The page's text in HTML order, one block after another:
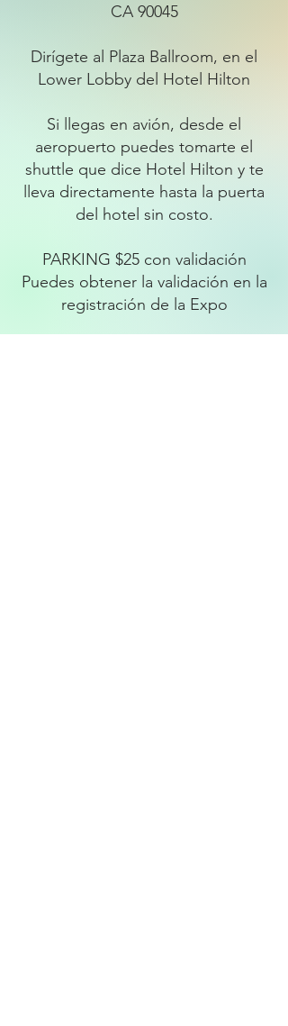
CA 90045
Dirígete al Plaza Ballroom, en el
Lower Lobby del Hotel Hilton
Si llegas en avión, desde el
aeropuerto puedes tomarte el
shuttle que dice Hotel Hilton y te
lleva directamente hasta la puerta
del hotel sin costo.
PARKING $25 con validación
Puedes obtener la validación en la
registración de la Expo